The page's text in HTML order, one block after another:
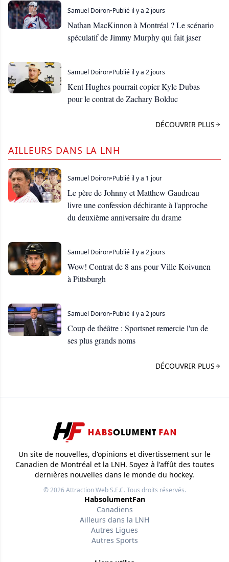
Samuel Doiron•Publié il y a 2 jours
Nathan MacKinnon à Montréal ? Le scénario
spéculatif de Jimmy Murphy qui fait jaser
Samuel Doiron•Publié il y a 2 jours
Kent Hughes pourrait copier Kyle Dubas
pour le contrat de Zachary Bolduc
DÉCOUVRIR PLUS
AILLEURS DANS LA LNH
Samuel Doiron•Publié il y a 1 jour
Le père de Johnny et Matthew Gaudreau
livre une confession déchirante à l'approche
du deuxième anniversaire du drame
Samuel Doiron•Publié il y a 2 jours
Wow! Contrat de 8 ans pour Ville Koivunen
à Pittsburgh
Samuel Doiron•Publié il y a 2 jours
Coup de théâtre : Sportsnet remercie l'un de
ses plus grands noms
DÉCOUVRIR PLUS
Un site de nouvelles, d'opinions et divertissement sur le
Canadien de Montréal et la LNH. Soyez à l'affût des toutes
dernières nouvelles dans le monde du hockey.
© 2026Attraction Web S.E.C.Tous droits réservés.
HabsolumentFan
Canadiens
Ailleurs dans la LNH
Autres Ligues
Autres Sports